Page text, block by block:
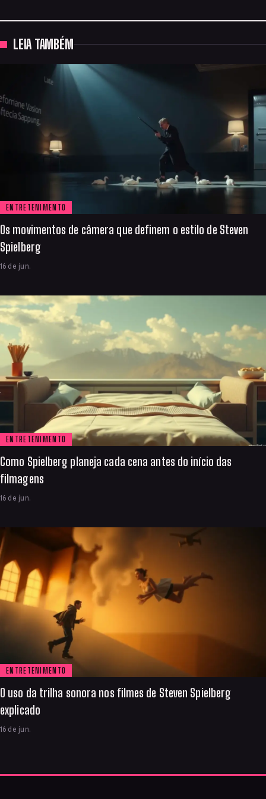
LEIA TAMBÉM
ENTRETENIMENTO
Os movimentos de câmera que definem o estilo de Steven
Spielberg
16 de jun.
ENTRETENIMENTO
Como Spielberg planeja cada cena antes do início das
filmagens
16 de jun.
ENTRETENIMENTO
O uso da trilha sonora nos filmes de Steven Spielberg
explicado
16 de jun.